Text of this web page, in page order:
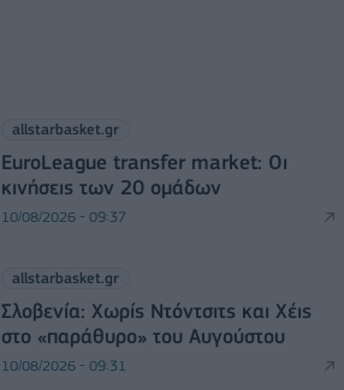
allstarbasket.gr
EuroLeague transfer market: Οι
κινήσεις των 20 ομάδων
10/08/2026 - 09:37
allstarbasket.gr
Σλοβενία: Χωρίς Ντόντσιτς και Χέις
στο «παράθυρο» του Αυγούστου
10/08/2026 - 09:31